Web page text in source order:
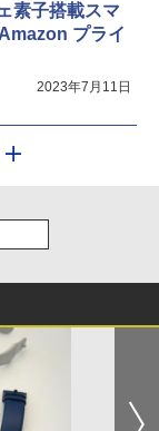
素子搭載スマ
プライ
2023年7月11日